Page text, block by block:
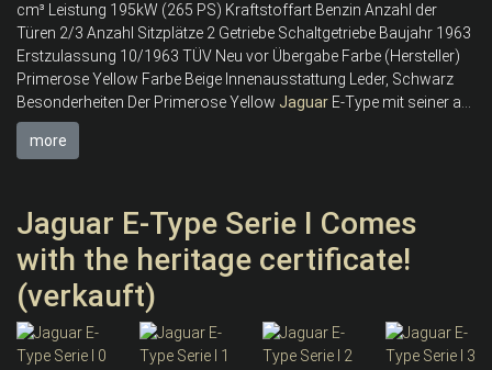
cm³ Leistung 195kW (265 PS) Kraftstoffart Benzin Anzahl der
Türen 2/3 Anzahl Sitzplätze 2 Getriebe Schaltgetriebe Baujahr 1963
Erstzulassung 10/1963 TÜV Neu vor Übergabe Farbe (Hersteller)
Primerose Yellow Farbe Beige Innenausstattung Leder, Schwarz
Besonderheiten Der Primerose Yellow Jaguar E-Type mit seiner a...
more
Jaguar E-Type Serie I Comes
with the heritage certificate!
(verkauft)